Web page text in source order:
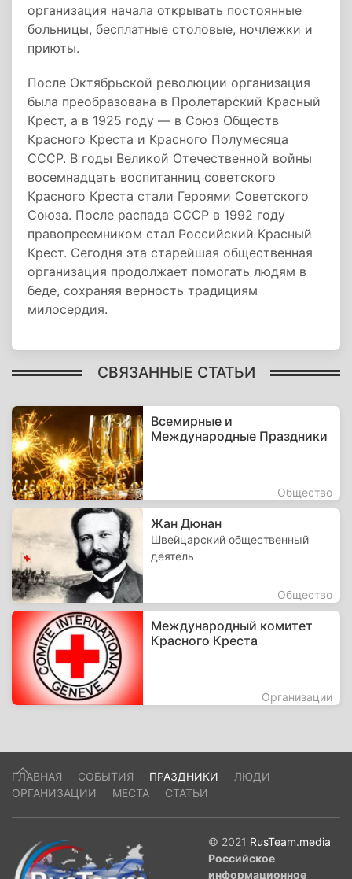
организация начала открывать постоянные
больницы, бесплатные столовые, ночлежки и
приюты.
После Октябрьской революции организация
была преобразована в Пролетарский Красный
Крест, а в 1925 году — в Союз Обществ
Красного Креста и Красного Полумесяца
СССР. В годы Великой Отечественной войны
восемнадцать воспитанниц советского
Красного Креста стали Героями Советского
Союза. После распада СССР в 1992 году
правопреемником стал Российский Красный
Крест. Сегодня эта старейшая общественная
организация продолжает помогать людям в
беде, сохраняя верность традициям
милосердия.
СВЯЗАННЫЕ СТАТЬИ
Всемирные и
Международные Праздники
Общество
Жан Дюнан
Швейцарский общественный
деятель
Общество
Международный комитет
Красного Креста
Организации
ГЛАВНАЯ СОБЫТИЯ ПРАЗДНИКИ
ЛЮДИ
ОРГАНИЗАЦИИ
МЕСТА СТАТЬИ
© 2021 RusTeam.media
Российское
информационное